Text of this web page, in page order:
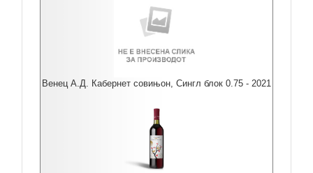
Венец А.Д. Кабернет совињон, Сингл блок 0.75 - 2021